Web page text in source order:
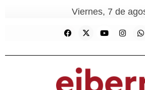
Viernes, 7 de